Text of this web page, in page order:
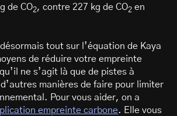
de CO2, contre 227 kg de CO2 en
tout sur l’équation de Kaya
de réduire votre empreinte
ne s’agit là que de pistes à
manières de faire pour limiter
Pour vous aider, on a
empreinte carbone. Elle vous